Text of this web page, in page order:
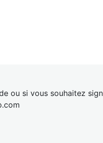
ou si vous souhaitez